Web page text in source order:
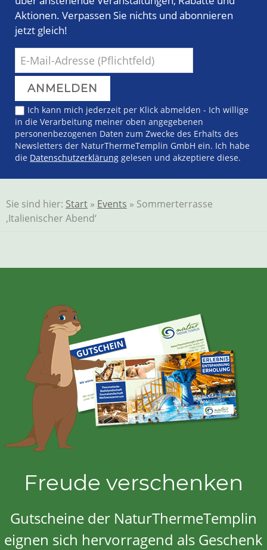
Aktionen. Verpassen Sie nichts und abonnieren
jetzt gleich!
Ich kann mich jederzeit per Klick abmelden - Ich willige
in die Verarbeitung meiner oben angegebenen
personenbezogenen Daten zum Zwecke des Erhalts des
Newsletters der NaturThermeTemplin GmbH ein. Ich habe
die Datenschutzerklärung gelesen und akzeptiere diese.
Sie sind hier: Start » Events » Sommerterrasse
‚Italienischer Abend‘
Freude verschenken
Gutscheine der NaturThermeTemplin
eignen sich hervorragend als Geschenk